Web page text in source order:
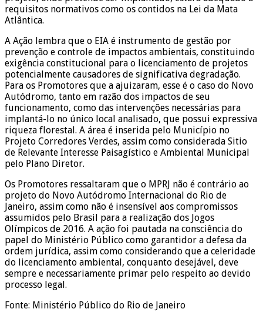
requisitos normativos como os contidos na Lei da Mata
Atlântica.
A Ação lembra que o EIA é instrumento de gestão por
prevenção e controle de impactos ambientais, constituindo
exigência constitucional para o licenciamento de projetos
potencialmente causadores de significativa degradação.
Para os Promotores que a ajuizaram, esse é o caso do Novo
Autódromo, tanto em razão dos impactos de seu
funcionamento, como das intervenções necessárias para
implantá-lo no único local analisado, que possui expressiva
riqueza florestal. A área é inserida pelo Município no
Projeto Corredores Verdes, assim como considerada Sitio
de Relevante Interesse Paisagístico e Ambiental Municipal
pelo Plano Diretor.
Os Promotores ressaltaram que o MPRJ não é contrário ao
projeto do Novo Autódromo Internacional do Rio de
Janeiro, assim como não é insensível aos compromissos
assumidos pelo Brasil para a realização dos Jogos
Olímpicos de 2016. A ação foi pautada na consciência do
papel do Ministério Público como garantidor a defesa da
ordem jurídica, assim como considerando que a celeridade
do licenciamento ambiental, conquanto desejável, deve
sempre e necessariamente primar pelo respeito ao devido
processo legal.
Fonte: Ministério Público do Rio de Janeiro